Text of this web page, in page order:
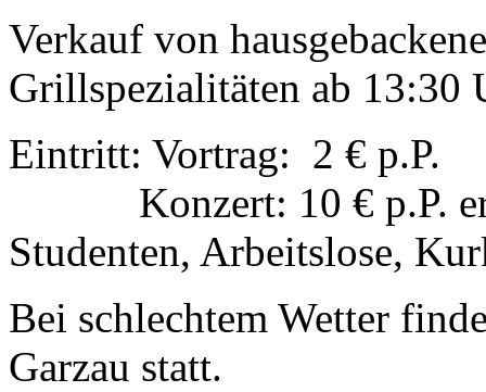
Verkauf von
Grillspezialitäten ab 13:30
Eintritt: Vortrag: 2 € p.P.
Konzert: 10 € p.P.
Studenten, Arbeitslose,
Bei schlechtem Wetter
Garzau statt.